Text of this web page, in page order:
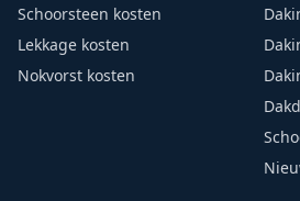
Schoorsteen kosten
Lekkage kosten
Nokvorst kosten